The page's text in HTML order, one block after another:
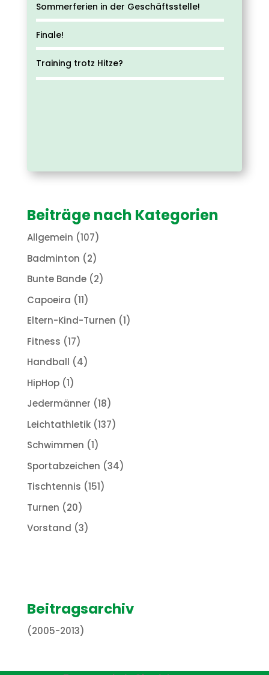
Sommerferien in der Geschäftsstelle!
Finale!
Training trotz Hitze?
Beiträge nach Kategorien
Allgemein (107)
Badminton (2)
Bunte Bande(2)
Capoeira (11)
Eltern-Kind-Turnen (1)
Fitness (17)
Handball (4)
HipHop(1)
Jedermänner (18)
Leichtathletik(137)
Schwimmen (1)
Sportabzeichen (34)
Tischtennis (151)
Turnen (20)
Vorstand (3)
Beitragsarchiv
(2005-2013)